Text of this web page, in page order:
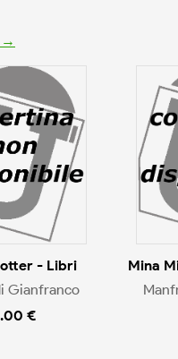
→
- Libri
Gianfranco
€
Mina